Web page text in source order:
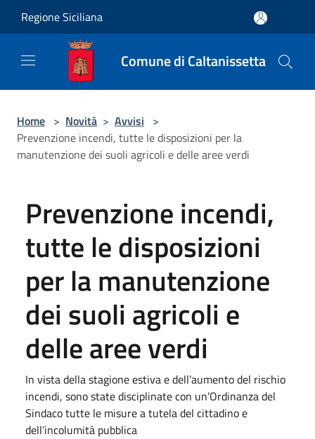
Regione Siciliana
Comune di Caltanissetta
Home > Novità > Avvisi >
Prevenzione incendi, tutte le disposizioni per la
manutenzione dei suoli agricoli e delle aree verdi
Prevenzione incendi,
tutte le disposizioni
per la manutenzione
dei suoli agricoli e
delle aree verdi
In vista della stagione estiva e dell’aumento del rischio
incendi, sono state disciplinate con un’Ordinanza del
Sindaco tutte le misure a tutela del cittadino e
dell’incolumità pubblica